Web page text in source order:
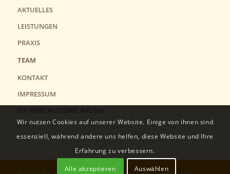
AKTUELLES
LEISTUNGEN
PRAXIS
TEAM
KONTAKT
IMPRESSUM
Wir nutzen Cookies auf unserer Website. Einige von ihnen sind
essenziell, während andere uns helfen, diese Website und Ihre
Erfahrung zu verbessern.
Alle akzeptieren Auswählen